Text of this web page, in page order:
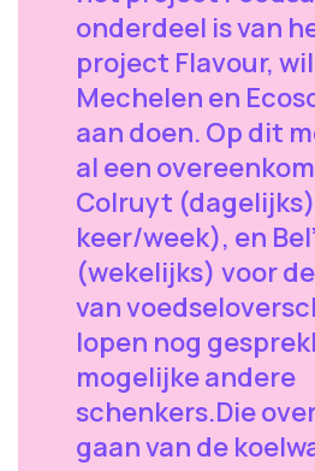
onderdeel is van
project Flavour,
Mechelen en
aan doen. Op dit
al een
Colruyt
keer/week), en
(wekelijks) voor
van
lopen nog
mogelijke andere
schenkers.Die
gaan van de